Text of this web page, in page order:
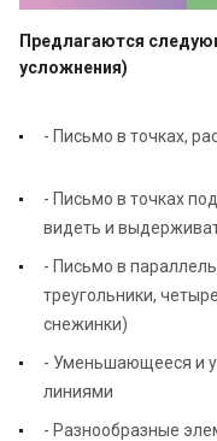
Предлагаются
усложнения)
- Письмо в точках,
- Письмо в точках
видеть и
- Письмо в
треугольники,
снежинки)
- Уменьшающееся и
линиями
- Разнообразные